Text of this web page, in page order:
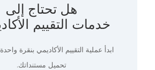
هل تحتاج إلى
خدمات التقييم
ابدأ عملية التقييم الأكاديمي بنقرة واحدة
تحميل مستنداتك.